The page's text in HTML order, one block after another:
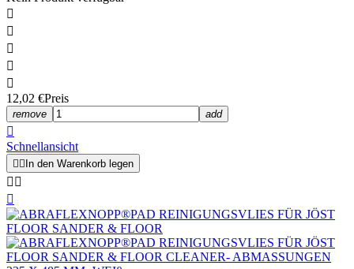





12,02 €Preis
remove add

Schnellansicht
  In den Warenkorb legen
 
